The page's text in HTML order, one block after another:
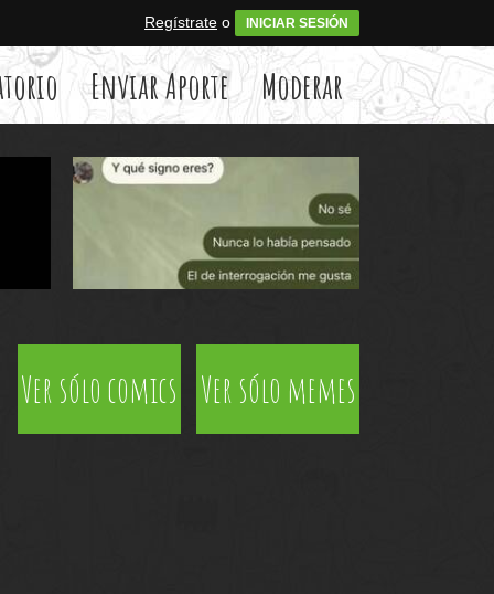
Regístrate o INICIAR SESIÓN
Enviar Aporte Moderar
Ver sólo comics Ver sólo memes